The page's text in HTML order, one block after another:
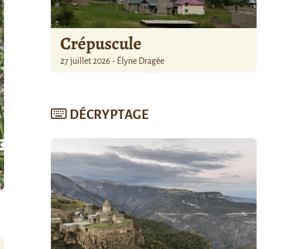
Crépuscule
27 juillet 2026 - Élyne Dragée
DÉCRYPTAGE